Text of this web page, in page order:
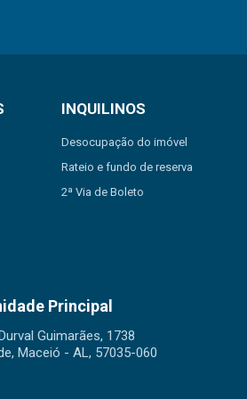
INQUILINOS
Desocupação do imóvel
Rateio e fundo de reserva
2ª Via de Boleto
Principal
Guimarães, 1738
Maceió - AL, 57035-060